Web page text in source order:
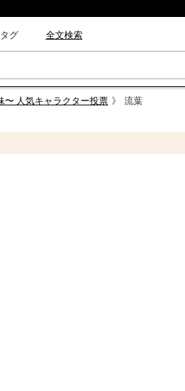
タグ 全文検索
〜 人気キャラクター投票 流葉